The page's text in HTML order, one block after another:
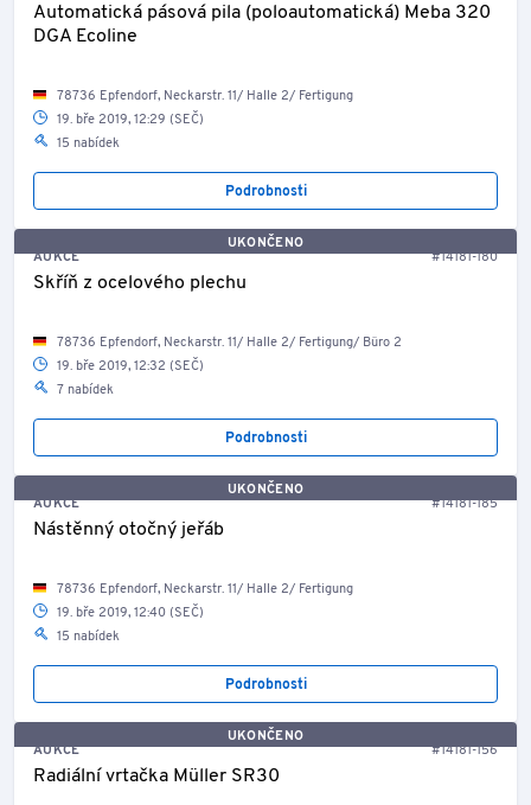
Automatická pásová pila (poloautomatická) Meba 320
DGA Ecoline
78736 Epfendorf, Neckarstr. 11/ Halle 2/ Fertigung
19. bře 2019, 12:29 (SEČ)
15 nabídek
Podrobnosti
UKONČENO
AUKCE
#14181-180
Skříň z ocelového plechu
78736 Epfendorf, Neckarstr. 11/ Halle 2/ Fertigung/ Büro 2
19. bře 2019, 12:32 (SEČ)
7 nabídek
Podrobnosti
UKONČENO
AUKCE
#14181-185
Nástěnný otočný jeřáb
78736 Epfendorf, Neckarstr. 11/ Halle 2/ Fertigung
19. bře 2019, 12:40 (SEČ)
15 nabídek
Podrobnosti
UKONČENO
AUKCE
#14181-156
Radiální vrtačka Müller SR30